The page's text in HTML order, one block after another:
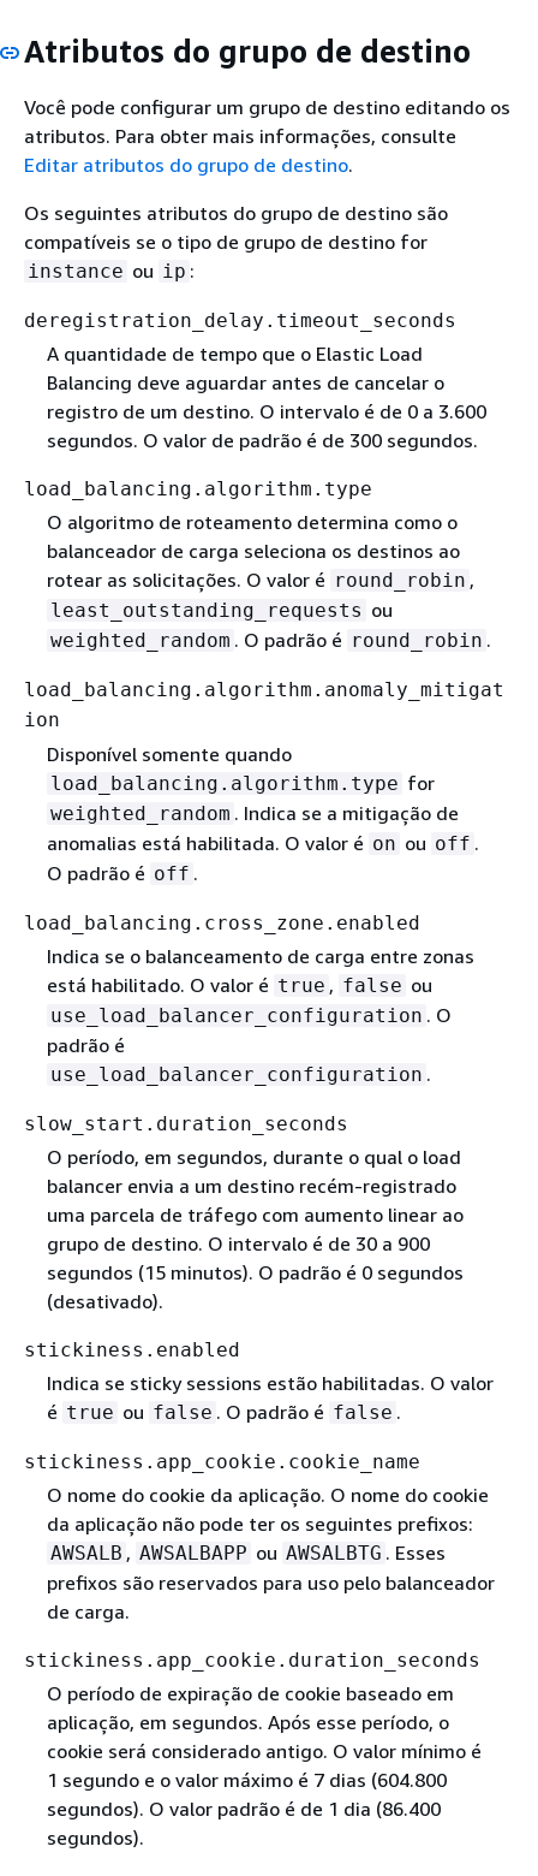
Atributos do grupo de destino
Você pode configurar um grupo de destino editando os
atributos. Para obter mais informações, consulte
Editar atributos do grupo de destino.
Os seguintes atributos do grupo de destino são
compatíveis se o tipo de grupo de destino for
instance ou ip :
deregistration_delay.timeout_seconds
A quantidade de tempo que o Elastic Load
Balancing deve aguardar antes de cancelar o
registro de um destino. O intervalo é de 0 a 3.600
segundos. O valor de padrão é de 300 segundos.
load_balancing.algorithm.type
O algoritmo de roteamento determina como o
balanceador de carga seleciona os destinos ao
rotear as solicitações. O valor é round_robin ,
least_outstanding_requests ou
weighted_random . O padrão é round_robin .
load_balancing.algorithm.anomaly_mitigat
ion
Disponível somente quando
load_balancing.algorithm.type for
weighted_random . Indica se a mitigação de
anomalias está habilitada. O valor é on ou off .
O padrão é off .
load_balancing.cross_zone.enabled
Indica se o balanceamento de carga entre zonas
está habilitado. O valor é true , false ou
use_load_balancer_configuration . O
padrão é
use_load_balancer_configuration .
slow_start.duration_seconds
O período, em segundos, durante o qual o load
balancer envia a um destino recém-registrado
uma parcela de tráfego com aumento linear ao
grupo de destino. O intervalo é de 30 a 900
segundos (15 minutos). O padrão é 0 segundos
(desativado).
stickiness.enabled
Indica se sticky sessions estão habilitadas. O valor
é true ou false . O padrão é false .
stickiness.app_cookie.cookie_name
O nome do cookie da aplicação. O nome do cookie
da aplicação não pode ter os seguintes prefixos:
AWSALB , AWSALBAPP ou AWSALBTG . Esses
prefixos são reservados para uso pelo balanceador
de carga.
stickiness.app_cookie.duration_seconds
O período de expiração de cookie baseado em
aplicação, em segundos. Após esse período, o
cookie será considerado antigo. O valor mínimo é
1 segundo e o valor máximo é 7 dias (604.800
segundos). O valor padrão é de 1 dia (86.400
segundos).